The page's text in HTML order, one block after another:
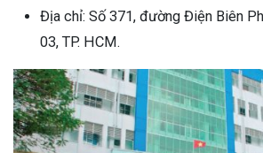
Địa chỉ: Số 371, đường Điện Biên
03, TP. HCM.